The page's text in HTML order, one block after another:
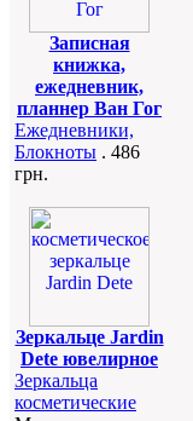
Записная
книжка,
ежедневник,
планнер Ван Гог
Ежедневники,
Блокноты . 486
грн.
Зеркальце Jardin
Dete ювелирное
Зеркальца
косметические